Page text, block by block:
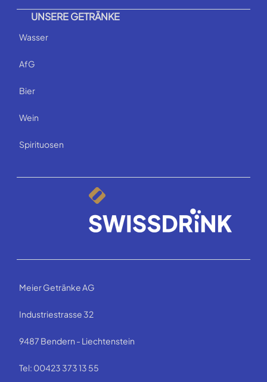
UNSERE GETRÄNKE
Wasser
AfG
Bier
Wein
Spirituosen
Meier Getränke AG
Industriestrasse 32
9487 Bendern - Liechtenstein
Tel: 00423 373 13 55